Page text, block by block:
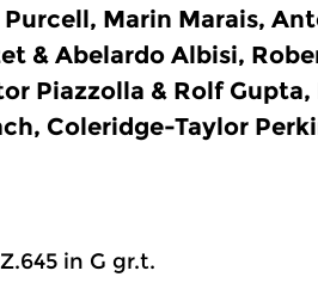
Marin Marais,
& Abelardo Albisi,
Piazzolla & Rolf
Coleridge-Taylor
in G gr.t.